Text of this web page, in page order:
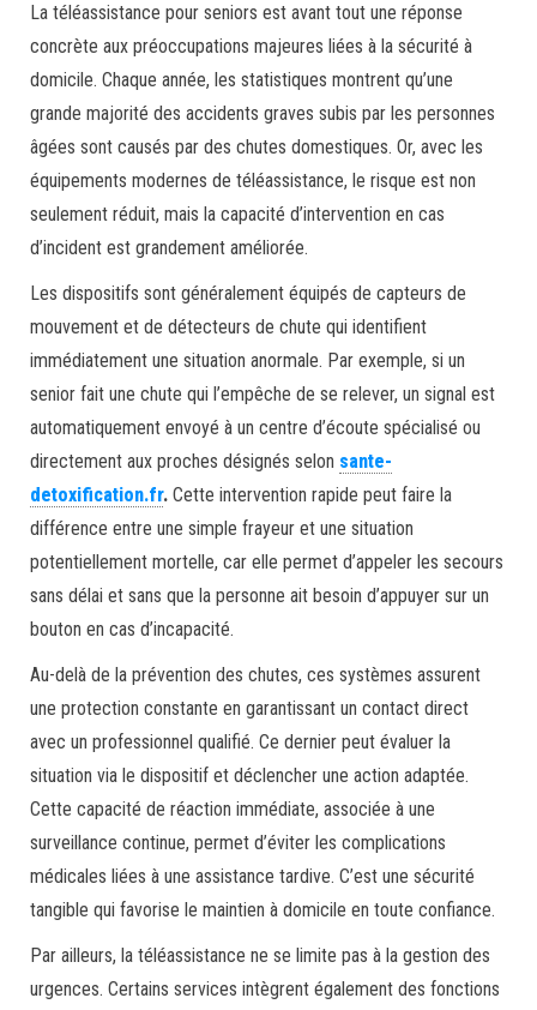
La téléassistance pour seniors est avant tout une réponse
concrète aux préoccupations majeures liées à la sécurité à
domicile. Chaque année, les statistiques montrent qu’une
grande majorité des accidents graves subis par les personnes
âgées sont causés par des chutes domestiques. Or, avec les
équipements modernes de téléassistance, le risque est non
seulement réduit, mais la capacité d’intervention en cas
d’incident est grandement améliorée.
Les dispositifs sont généralement équipés de capteurs de
mouvement et de détecteurs de chute qui identifient
immédiatement une situation anormale. Par exemple, si un
senior fait une chute qui l’empêche de se relever, un signal est
automatiquement envoyé à un centre d’écoute spécialisé ou
directement aux proches désignés selon sante-
detoxification.fr. Cette intervention rapide peut faire la
différence entre une simple frayeur et une situation
potentiellement mortelle, car elle permet d’appeler les secours
sans délai et sans que la personne ait besoin d’appuyer sur un
bouton en cas d’incapacité.
Au-delà de la prévention des chutes, ces systèmes assurent
une protection constante en garantissant un contact direct
avec un professionnel qualifié. Ce dernier peut évaluer la
situation via le dispositif et déclencher une action adaptée.
Cette capacité de réaction immédiate, associée à une
surveillance continue, permet d’éviter les complications
médicales liées à une assistance tardive. C’est une sécurité
tangible qui favorise le maintien à domicile en toute confiance.
Par ailleurs, la téléassistance ne se limite pas à la gestion des
urgences. Certains services intègrent également des fonctions